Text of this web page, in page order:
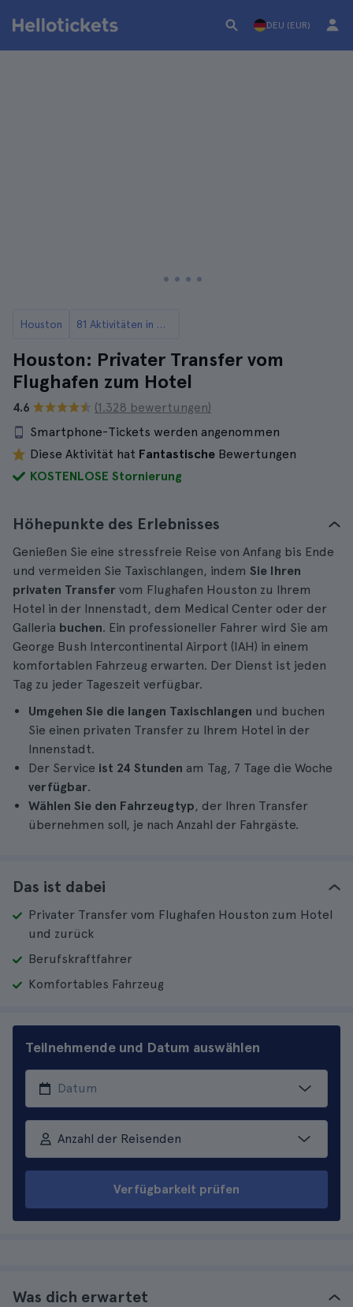
DEU (EUR)
Houston 81 Aktivitäten in Houston
Houston: Privater Transfer vom
Flughafen zum Hotel
4.6
(1.328 bewertungen)
Smartphone-Tickets werden angenommen
Diese Aktivität hat Fantastische Bewertungen
KOSTENLOSE Stornierung
Höhepunkte des Erlebnisses
Genießen Sie eine stressfreie Reise von Anfang bis Ende
und vermeiden Sie Taxischlangen, indem Sie Ihren
privaten Transfer vom Flughafen Houston zu Ihrem
Hotel in der Innenstadt, dem Medical Center oder der
Galleria buchen. Ein professioneller Fahrer wird Sie am
George Bush Intercontinental Airport (IAH) in einem
komfortablen Fahrzeug erwarten. Der Dienst ist jeden
Tag zu jeder Tageszeit verfügbar.
Umgehen Sie die langen Taxischlangen und buchen
Sie einen privaten Transfer zu Ihrem Hotel in der
Innenstadt.
Der Service ist 24 Stunden am Tag, 7 Tage die Woche
verfügbar.
Wählen Sie den Fahrzeugtyp, der Ihren Transfer
übernehmen soll, je nach Anzahl der Fahrgäste.
Das ist dabei
Privater Transfer vom Flughafen Houston zum Hotel
und zurück
Berufskraftfahrer
Komfortables Fahrzeug
Teilnehmende und Datum auswählen
Anzahl der Reisenden
Verfügbarkeit prüfen
Was dich erwartet